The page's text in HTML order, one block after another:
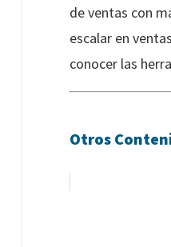
de ventas con
escalar en
conocer las
Otros